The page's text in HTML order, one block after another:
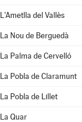
L'Ametlla del Vallès
La Nou de Berguedà
La Palma de Cervelló
La Pobla de Claramunt
La Pobla de Lillet
La Quar